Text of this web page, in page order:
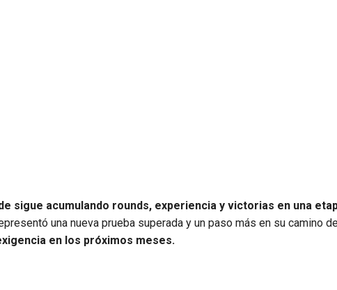
sigue acumulando rounds, experiencia y victorias en una
una nueva prueba superada y un paso más en su camino
en los próximos meses.